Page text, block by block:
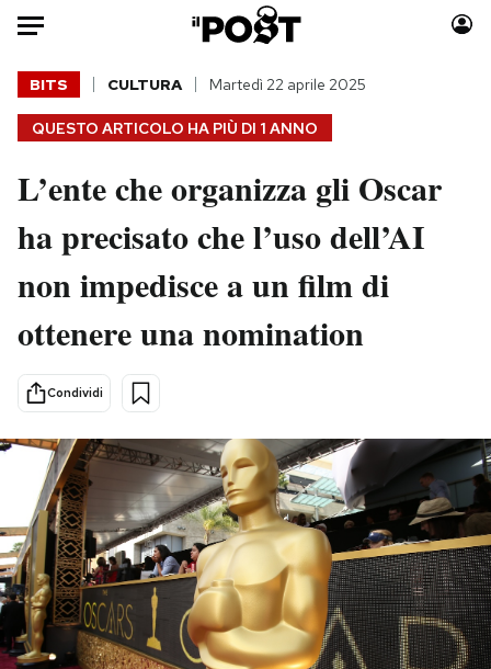
Auto
HOME
Italia
Politica
Tecnologia
Internet
Scienza
Cultura
Economia
Sport
Moda
Consumismi
Storie/Idee
Media
Mondiali calcio 2026
PODCAST
NEWSLETTER
QUESTO ARTICOLO HA PIÙ DI 1 ANNO
BITS CULTURA Martedì 22 aprile 2025
L’ente che organizza gli Oscar
ha precisato che l’uso dell’AI
non impedisce a un film di
ottenere una nomination
Condividi